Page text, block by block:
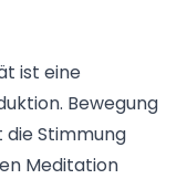
ist eine
Bewegung
Stimmung
Meditation